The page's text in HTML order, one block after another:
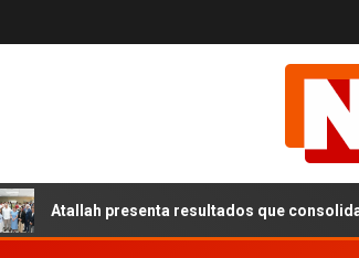
Atallah presenta resultados que consolidan un